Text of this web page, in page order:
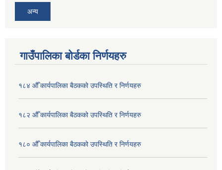
अन्य
गाउँपालिका बोर्डका निर्णयहरु
१८४ औँ कार्यपालिका बैठकको उपस्थिति र निर्णयहरु
१८२ औँ कार्यपालिका बैठकको उपस्थिति र निर्णयहरु
१८० औँ कार्यपालिका बैठकको उपस्थिति र निर्णयहरु